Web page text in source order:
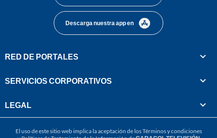
Descarga nuestra app en
RED DE PORTALES
SERVICIOS CORPORATIVOS
LEGAL
El uso de este sitio web implica la aceptación de losTérminos y condiciones